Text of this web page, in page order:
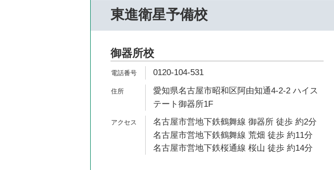
東進衛星予備校
御器所校
0120-104-531
愛知県名古屋市昭和区阿由知通4-2-2 ハイス
テート御器所1F
名古屋市営地下鉄鶴舞線 御器所 徒歩 約2分
名古屋市営地下鉄鶴舞線 荒畑 徒歩 約11分
名古屋市営地下鉄桜通線 桜山 徒歩 約14分